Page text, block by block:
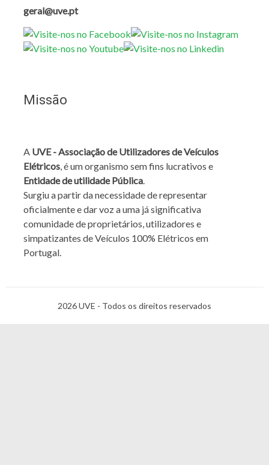
geral@uve.pt
Missão
A UVE - Associação de Utilizadores de Veículos
Elétricos, é um organismo sem fins lucrativos e
Entidade de utilidade Pública.
Surgiu a partir da necessidade de representar
oficialmente e dar voz a uma já significativa
comunidade de proprietários, utilizadores e
simpatizantes de Veículos 100% Elétricos em
Portugal.
2026 UVE - Todos os direitos reservados